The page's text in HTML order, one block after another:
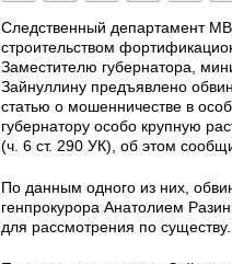
Следственный департамент
строительством
Заместителю губернатора,
Зайнуллину предъявлено
статью о мошенничестве в
губернатору особо крупную
(ч. 6 ст. 290 УК), об этом
По данным одного из них,
генпрокурора Анатолием
для рассмотрения по существу.